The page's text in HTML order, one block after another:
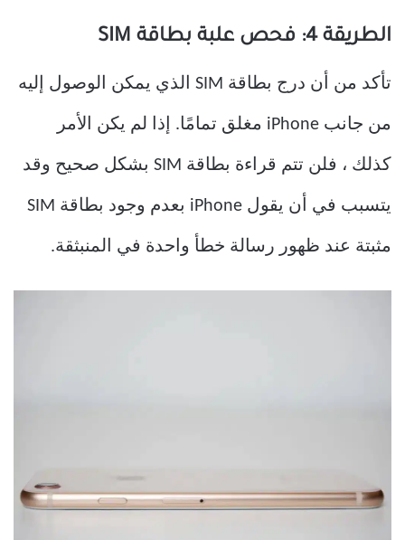
الطريقة 4: فحص علبة بطاقة SIM
تأكد من أن درج بطاقة SIM الذي يمكن الوصول إليه
من جانب iPhone مغلق تمامًا. إذا لم يكن الأمر
كذلك ، فلن تتم قراءة بطاقة SIM بشكل صحيح وقد
يتسبب في أن يقول iPhone بعدم وجود بطاقة SIM
مثبتة عند ظهور رسالة خطأ واحدة في المنبثقة.